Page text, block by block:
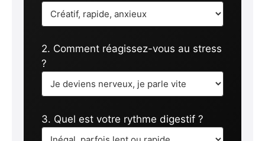
2. Comment réagissez-vous au stress
?
3. Quel est votre rythme digestif ?